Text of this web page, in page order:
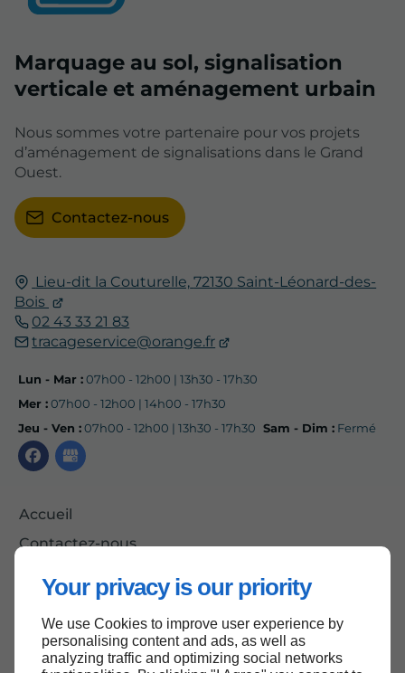
Your privacy is our priority
We use Cookies to improve user experience by
personalising content and ads, as well as
analyzing traffic and optimizing social networks
Marquage au sol, signalisation
verticale et aménagement urbain
Nous sommes votre partenaire pour vos projets
d’aménagement de signalisations dans le Grand
Ouest.
Contactez-nous
Lieu-dit la Couturelle, 72130 Saint-Léonard-des-
Bois
02 43 33 21 83
tracageservice@orange.fr
Lun - Mar :07h00 - 12h00 | 13h30 - 17h30
Mer :07h00 - 12h00 | 14h00 - 17h30
Jeu - Ven :07h00 - 12h00 | 13h30 - 17h30 Sam - Dim : Fermé
Accueil
Contactez-nous
Plan du site